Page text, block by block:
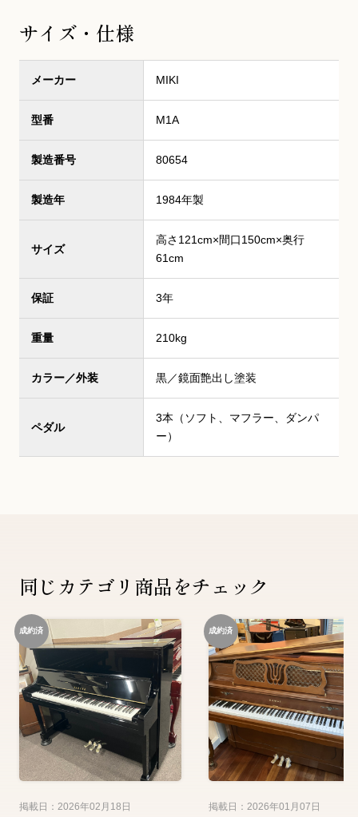
サイズ・仕様
メーカー MIKI
型番 M1A
製造番号 80654
製造年 1984年製
サイズ
高さ121cm×間口150cm×奥行
61cm
保証 3年
重量 210kg
カラー／外装 黒／鏡面艶出し塗装
ペダル
3本（ソフト、マフラー、ダンパ
ー）
同じカテゴリ商品をチェック
成約済
掲載日：2026年02月18日
成約済
掲載日：2026年01月07日